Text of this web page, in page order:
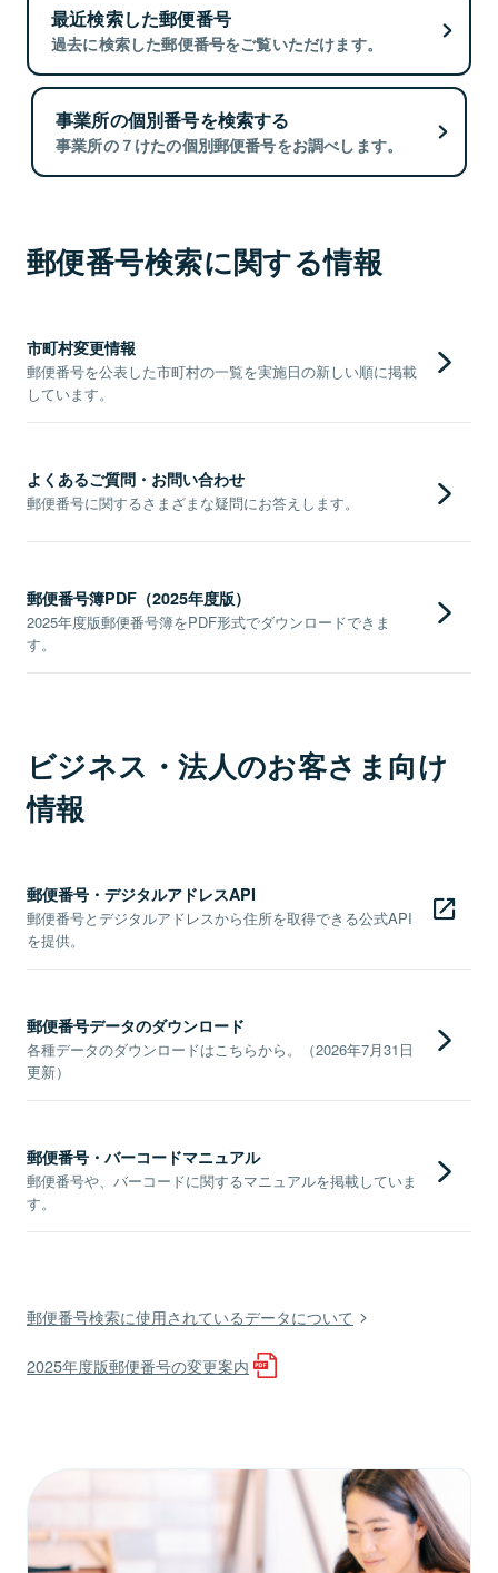
最近検索した郵便番号
過去に検索した郵便番号をご覧いただけます。
事業所の個別番号を検索する
事業所の７けたの個別郵便番号をお調べします。
郵便番号検索に関する情報
市町村変更情報
郵便番号を公表した市町村の一覧を実施日の新しい順に掲載
しています。
よくあるご質問・お問い合わせ
郵便番号に関するさまざまな疑問にお答えします。
郵便番号簿PDF（2025年度版）
2025年度版郵便番号簿をPDF形式でダウンロードできま
す。
ビジネス・法人のお客さま向け
情報
郵便番号・デジタルアドレスAPI
郵便番号とデジタルアドレスから住所を取得できる公式API
を提供。
郵便番号データのダウンロード
各種データのダウンロードはこちらから。（2026年7月31日
更新）
郵便番号・バーコードマニュアル
郵便番号や、バーコードに関するマニュアルを掲載していま
す。
郵便番号検索に使用されているデータについて
2025年度版郵便番号の変更案内